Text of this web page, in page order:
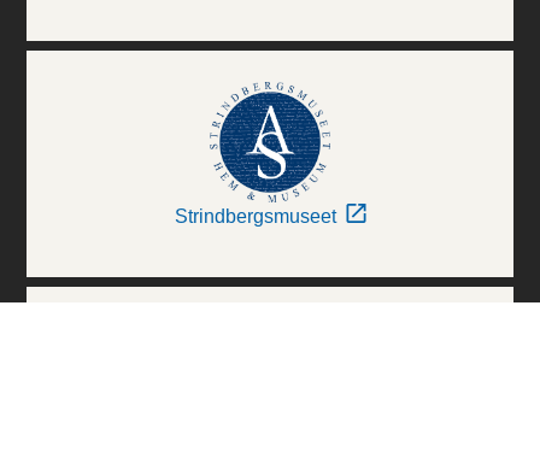
Strindbergsmuseet